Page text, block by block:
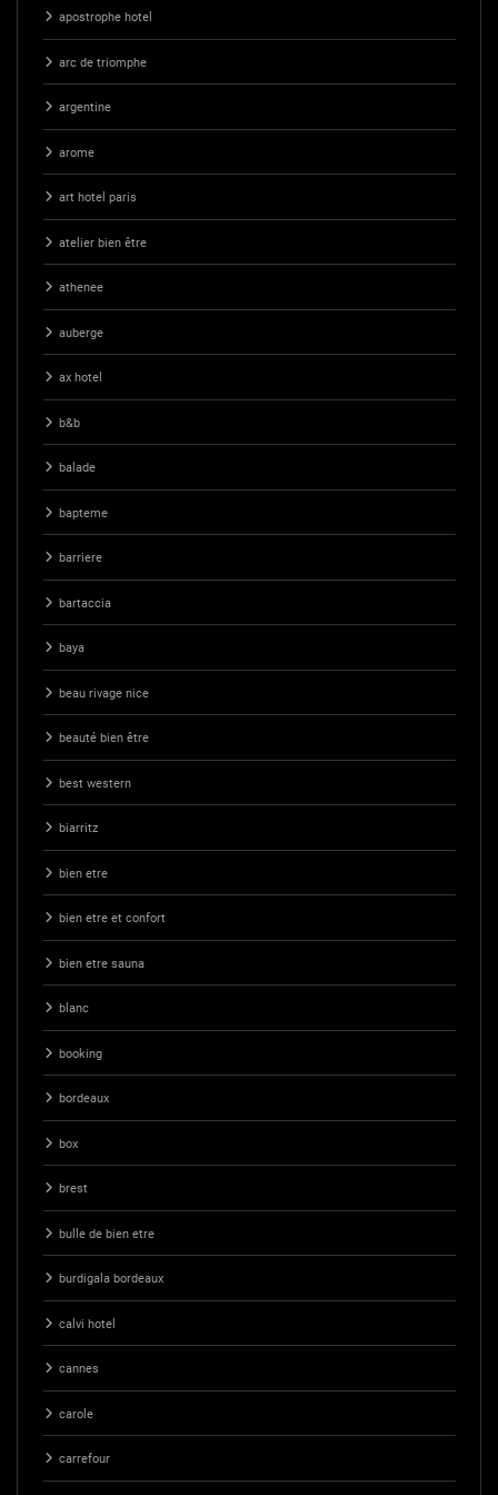
apostrophe hotel
arc de triomphe
argentine
arome
art hotel paris
atelier bien être
athenee
auberge
ax hotel
b&b
balade
bapteme
barriere
bartaccia
baya
beau rivage nice
beauté bien être
best western
biarritz
bien etre
bien etre et confort
bien etre sauna
blanc
booking
bordeaux
box
brest
bulle de bien etre
burdigala bordeaux
calvi hotel
cannes
carole
carrefour